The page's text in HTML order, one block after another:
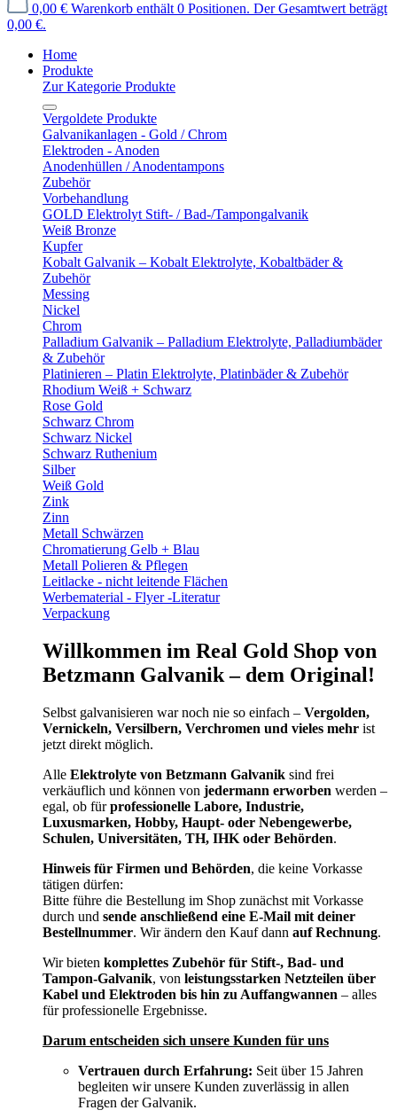
0,00 € Warenkorb enthält 0 Positionen. Der Gesamtwert beträgt
0,00 €.
Home
Produkte
Zur Kategorie Produkte
Vergoldete Produkte
Galvanikanlagen - Gold / Chrom
Elektroden - Anoden
Anodenhüllen / Anodentampons
Zubehör
Vorbehandlung
GOLD Elektrolyt Stift- / Bad-/Tampongalvanik
Weiß Bronze
Kupfer
Kobalt Galvanik – Kobalt Elektrolyte, Kobaltbäder &
Zubehör
Messing
Nickel
Chrom
Palladium Galvanik – Palladium Elektrolyte, Palladiumbäder
& Zubehör
Platinieren – Platin Elektrolyte, Platinbäder & Zubehör
Rhodium Weiß + Schwarz
Rose Gold
Schwarz Chrom
Schwarz Nickel
Schwarz Ruthenium
Silber
Weiß Gold
Zink
Zinn
Metall Schwärzen
Chromatierung Gelb + Blau
Metall Polieren & Pflegen
Leitlacke - nicht leitende Flächen
Werbematerial - Flyer -Literatur
Verpackung
Willkommen im Real Gold Shop von
Betzmann Galvanik – dem Original!
Selbst galvanisieren war noch nie so einfach – Vergolden,
Vernickeln, Versilbern, Verchromen und vieles mehr ist
jetzt direkt möglich.
Alle Elektrolyte von Betzmann Galvanik sind frei
verkäuflich und können von jedermann erworben werden –
egal, ob fürprofessionelle Labore, Industrie,
Luxusmarken, Hobby, Haupt- oder Nebengewerbe,
Schulen, Universitäten, TH, IHK oder Behörden.
Hinweis für Firmen und Behörden, die keine Vorkasse
tätigen dürfen:
Bitte führe die Bestellung im Shop zunächst mit Vorkasse
durch und sende anschließend eine E-Mail mit deiner
Bestellnummer. Wir ändern den Kauf dann auf Rechnung.
Wir bieten komplettes Zubehör für Stift-, Bad- und
Tampon-Galvanik, von leistungsstarken Netzteilen über
Kabel und Elektroden bis hin zu Auffangwannen – alles
für professionelle Ergebnisse.
Darum entscheiden sich unsere Kunden für uns
Vertrauen durch Erfahrung: Seit über 15 Jahren
begleiten wir unsere Kunden zuverlässig in allen
Fragen der Galvanik.